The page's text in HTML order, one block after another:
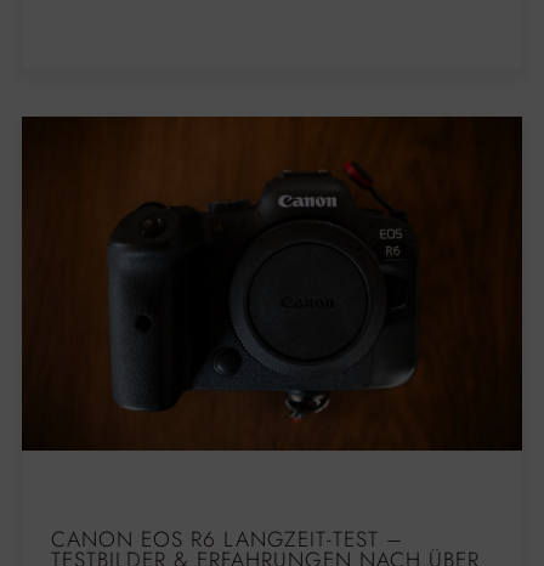
CANON EOS R6 LANGZEIT-TEST –